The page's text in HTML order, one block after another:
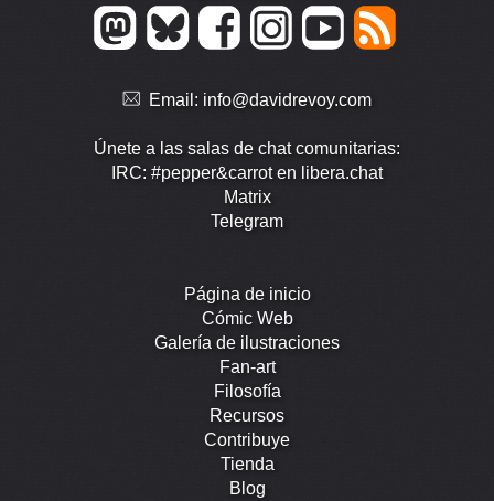
Email: info@davidrevoy.com
Únete a las salas de chat comunitarias:
IRC: #pepper&carrot en libera.chat
Matrix
Telegram
Página de inicio
Cómic Web
Galería de ilustraciones
Fan-art
Filosofía
Recursos
Contribuye
Tienda
Blog